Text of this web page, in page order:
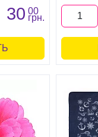
30 00
грн.